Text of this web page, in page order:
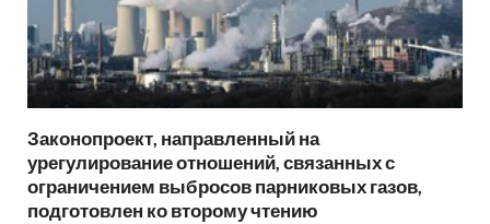
Законопроект, направленный на
урегулирование отношений, связанных с
ограничением выбросов парниковых газов,
подготовлен ко второму чтению